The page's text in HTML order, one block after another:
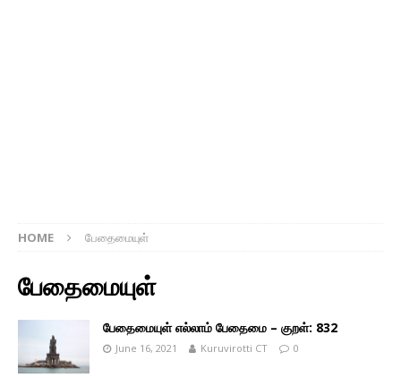
HOME பேதைமையுள்
பேதைமையுள்
பேதைமையுள் எல்லாம் பேதைமை – குறள்: 832
June 16, 2021 Kuruvirotti CT 0